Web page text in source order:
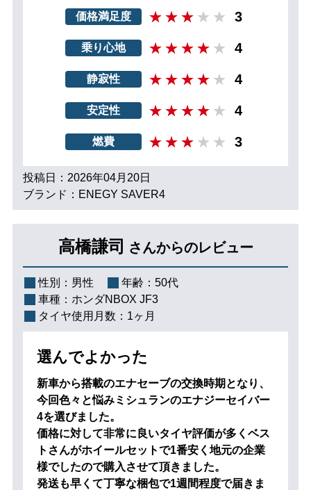
価格満足度 3
乗り心地 4
静寂性 4
安定性 4
燃費 3
投稿日：2026年04月20日
ブランド：ENEGY SAVER4
高橋謙司 さんからのレビュー
性別： 男性 年齢： 50代
車種： ホンダNBOX JF3
タイヤ使用月数： 1ヶ月
選んでよかった
新車から搭載のエナセーブの交換時期となり、
今回色々と悩みミシュランのエナジーセイバー
4を選びました。
価格に対して非常に良いタイヤ評価が多くベス
トさんがホイールセットで1番安く地元の企業
様でしたので購入させて頂きました。
発送も早くて丁寧な梱包で1週間程度で届きま